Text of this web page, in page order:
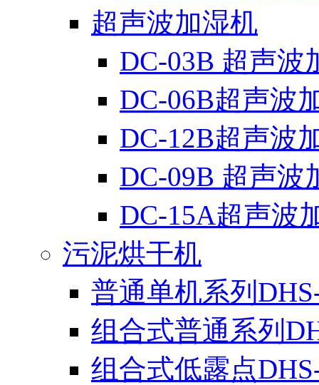
超声波加湿机
DC-03B 超声波
DC-06B超声波
DC-12B超声波
DC-09B 超声波
DC-15A超声波
污泥烘干机
普通单机系列
组合式普通系列
组合式低露点